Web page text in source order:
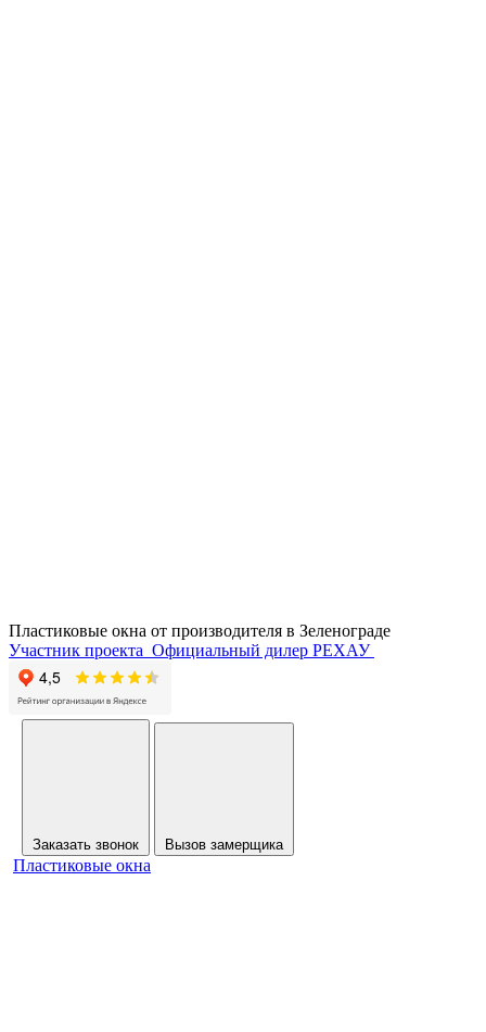
Пластиковые окна от производителя в Зеленограде
Участник проекта Официальный дилер РЕХАУ
Заказать звонок Вызов замерщика
Пластиковые окна